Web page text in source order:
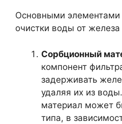
Основными элементами
очистки воды от
Сорбционный
компонент
задерживать
удаляя их из
материал может
типа, в